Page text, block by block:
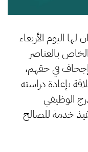
لها اليوم الأربعاء
بالعناصر
في حقهم،
بإعادة دراسته
الوظيفي
خدمة للصالح